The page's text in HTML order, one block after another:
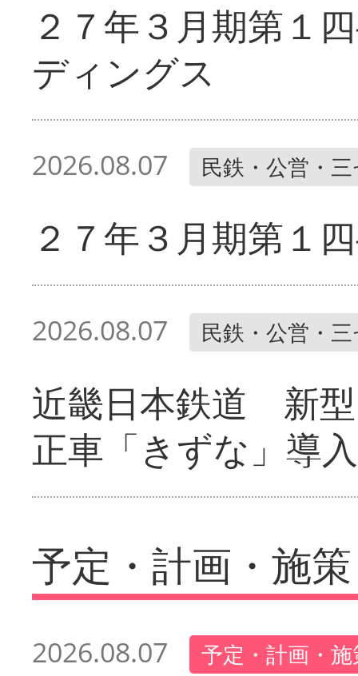
２７年３月期第１
ディングス
2026.08.07 民鉄・公営・
２７年３月期第１
2026.08.07 民鉄・公営・
近畿日本鉄道 新
正車「きずな」導入
予定・計画・施策
2026.08.07 予定・計画・